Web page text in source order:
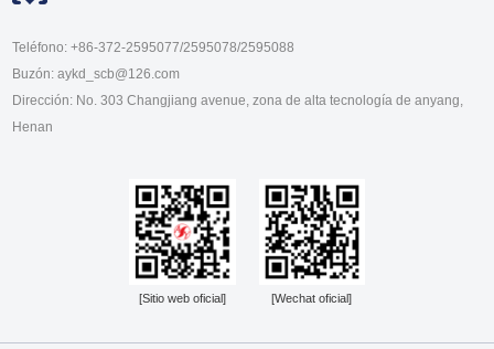
Teléfono: +86-372-2595077/2595078/2595088
Buzón: aykd_scb@126.com
Dirección: No. 303 Changjiang avenue, zona de alta tecnología de anyang,
Henan
[Sitio web oficial] [Wechat oficial]